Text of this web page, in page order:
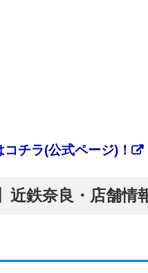
チラ(公式ページ)！
鉄奈良・店舗情